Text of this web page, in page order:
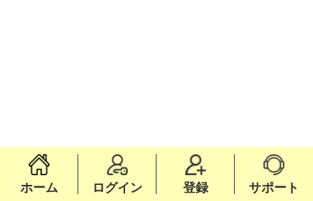
ホーム ログイン 登録 サポート